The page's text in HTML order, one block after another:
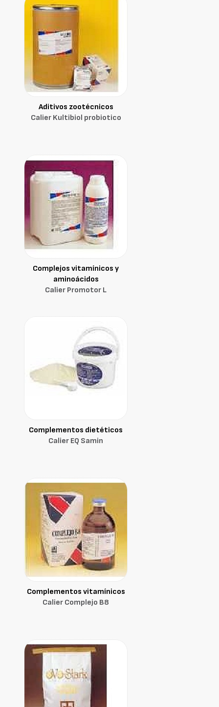
Aditivos zootécnicos
Calier Kultibiol probiotico
Complejos vitamínicos y
aminoácidos
Calier Promotor L
Complementos dietéticos
Calier EQ Samin
Complementos vitamínicos
Calier Complejo B8